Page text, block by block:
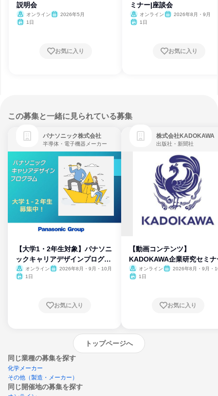
説明会
オンライン
2026年5月
1日
お気に入り
ミナー|座談会
オンライン
2026年8月・9月
1日
お気に入り
この募集と一緒に見られている募集
パナソニック株式会社
半導体・電子機器メーカー
【大学1・2年生対象】パナソニ
ックキャリアデザインプログラ
ム
オンライン
2026年8月・9月・10月
1日
お気に入り
株式会社KADOKAWA
出版社・新聞社
【動画コンテンツ】
KADOKAWA企業研究セミナ
オンライン
2026年8月・9月・
1日
お気に入り
トップページへ
同じ業種の募集を探す
化学メーカー
その他（製造・メーカー）
同じ開催地の募集を探す